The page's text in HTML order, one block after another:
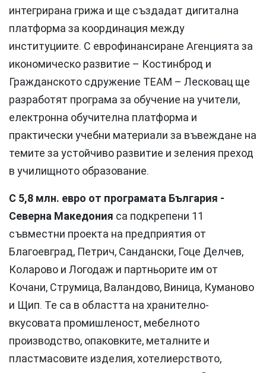
интегрирана грижа и ще създадат дигитална
платформа за координация между
институциите. С еврофинансиране Агенцията за
икономическо развитие – Костинброд и
Гражданското сдружение TEAM – Лесковац ще
разработят програма за обучение на учители,
електронна обучителна платформа и
практически учебни материали за въвеждане на
темите за устойчиво развитие и зеления преход
в училищното образование.
С 5,8 млн. евро от програмата България -
Северна Македония са подкрепени 11
съвместни проекта на предприятия от
Благоевград, Петрич, Сандански, Гоце Делчев,
Коларово и Логодаж и партньорите им от
Кочани, Струмица, Валандово, Виница, Куманово
и Щип. Те са в областта на хранително-
вкусовата промишленост, мебелното
производство, опаковките, металните и
пластмасовите изделия, хотелиерството,